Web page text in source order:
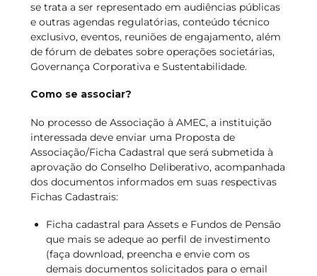
se trata a ser representado em audiências públicas
e outras agendas regulatórias, conteúdo técnico
exclusivo, eventos, reuniões de engajamento, além
de fórum de debates sobre operações societárias,
Governança Corporativa e Sustentabilidade.
Como se associar?
No processo de Associação à AMEC, a instituição
interessada deve enviar uma Proposta de
Associação/Ficha Cadastral que será submetida à
aprovação do Conselho Deliberativo, acompanhada
dos documentos informados em suas respectivas
Fichas Cadastrais:
Ficha cadastral para Assets e Fundos de Pensão
que mais se adeque ao perfil de investimento
(faça download, preencha e envie com os
demais documentos solicitados para o email